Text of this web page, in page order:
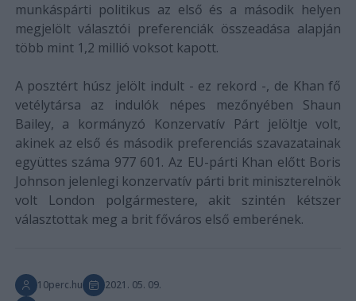
munkáspárti politikus az első és a második helyen
megjelölt választói preferenciák összeadása alapján
több mint 1,2 millió voksot kapott.
A posztért húsz jelölt indult - ez rekord -, de Khan fő
vetélytársa az indulók népes mezőnyében Shaun
Bailey, a kormányzó Konzervatív Párt jelöltje volt,
akinek az első és második preferenciás szavazatainak
együttes száma 977 601. Az EU-párti Khan előtt Boris
Johnson jelenlegi konzervatív párti brit miniszterelnök
volt London polgármestere, akit szintén kétszer
választottak meg a brit főváros első emberének.
10perc.hu
2021. 05. 09.